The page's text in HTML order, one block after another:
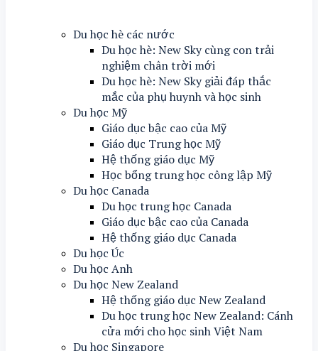
Du học hè các nước
Du học hè: New Sky cùng con trải
nghiệm chân trời mới
Du học hè: New Sky giải đáp thắc
mắc của phụ huynh và học sinh
Du học Mỹ
Giáo dục bậc cao của Mỹ
Giáo dục Trung học Mỹ
Hệ thống giáo dục Mỹ
Học bổng trung học công lập Mỹ
Du học Canada
Du học trung học Canada
Giáo dục bậc cao của Canada
Hệ thống giáo dục Canada
Du học Úc
Du học Anh
Du học New Zealand
Hệ thống giáo dục New Zealand
Du học trung học New Zealand: Cánh
cửa mới cho học sinh Việt Nam
Du học Singapore